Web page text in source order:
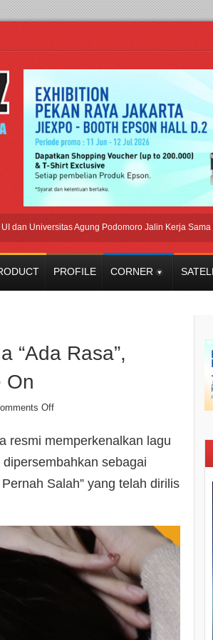
Agung Podomoro Jalin Kerja Sama
PROFILE CORNER
“Ada Rasa”,
On
Off
resmi memperkenalkan lagu
sebagai
Salah” yang telah dirilis